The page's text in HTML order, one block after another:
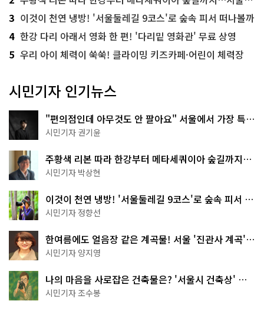
3 이것이 천연 냉방! '서울둘레길 9코스'로 숲속 피서 떠나볼까
4 한강 다리 아래서 영화 한 편! '다리밑 영화관' 무료 상영
5 우리 아이 체력이 쑥쑥! 클라이밍 키즈카페·어린이 체력장
시민기자 인기뉴스
"편의점인데 아무것도 안 팔아요" 서울에서 가장 특별
한 편의점의 정체
시민기자 권기윤
주황색 리본 따라 한강부터 메타세쿼이아 숲길까지…
서울둘레길 15코스
시민기자 박상현
이것이 천연 냉방! '서울둘레길 9코스'로 숲속 피서 떠
나볼까
시민기자 정향선
한여름에도 얼음장 같은 계곡물! 서울 '진관사 계곡'이
천국이네~
시민기자 양지영
나의 마음을 사로잡은 건축물은? '서울시 건축상' 수
상작 공개!
시민기자 조수봉